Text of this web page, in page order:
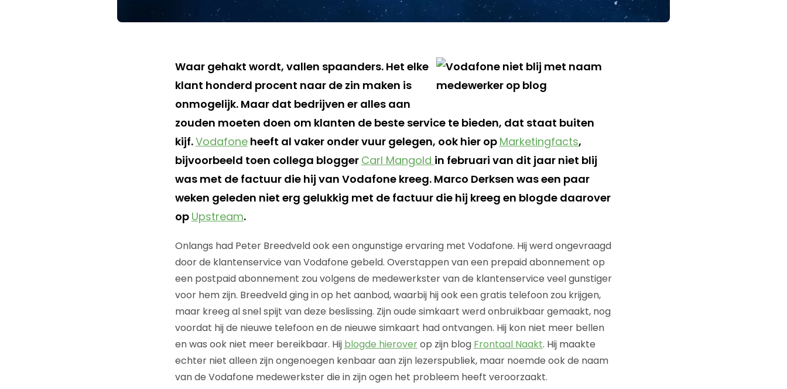
Waar gehakt wordt, vallen spaanders. Het elke
klant honderd procent naar de zin maken is
onmogelijk. Maar dat bedrijven er alles aan
zouden moeten doen om klanten de beste service te bieden, dat staat buiten
kijf.Vodafoneheeft al vaker onder vuur gelegen, ook hier op Marketingfacts,
bijvoorbeeld toen collega blogger Carl Mangold in februari van dit jaar niet blij
was met de factuur die hij van Vodafone kreeg. Marco Derksen was een paar
weken geleden niet erg gelukkig met de factuur die hij kreeg en blogde daarover
op Upstream.
Onlangs had Peter Breedveld ook een ongunstige ervaring met Vodafone. Hij werd ongevraagd
door de klantenservice van Vodafone gebeld. Overstappen van een prepaid abonnement op
een postpaid abonnement zou volgens de medewerkster van de klantenservice veel gunstiger
voor hem zijn. Breedveld ging in op het aanbod, waarbij hij ook een gratis telefoon zou krijgen,
maar kreeg al snel spijt van deze beslissing. Zijn oude simkaart werd onbruikbaar gemaakt, nog
voordat hij de nieuwe telefoon en de nieuwe simkaart had ontvangen. Hij kon niet meer bellen
en was ook niet meer bereikbaar. Hij blogde hieroverop zijn blog Frontaal Naakt. Hij maakte
echter niet alleen zijn ongenoegen kenbaar aan zijn lezerspubliek, maar noemde ook de naam
van de Vodafone medewerkster die in zijn ogen het probleem heeft veroorzaakt.